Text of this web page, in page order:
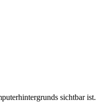
sichtbar ist.